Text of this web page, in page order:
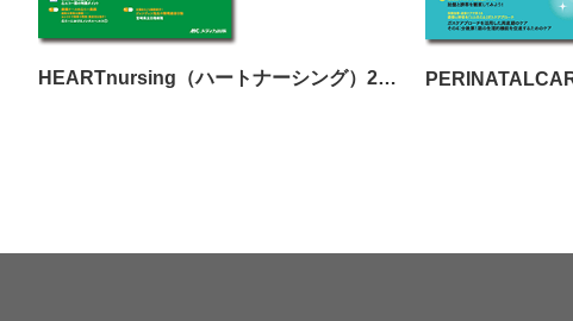
HEARTnursing（ハートナーシング）2025年11月号